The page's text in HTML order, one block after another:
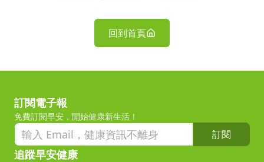
回到首頁
訂閱電子報
免費訂閱早安，開始健康新生活！
訂閱
追蹤早安健康